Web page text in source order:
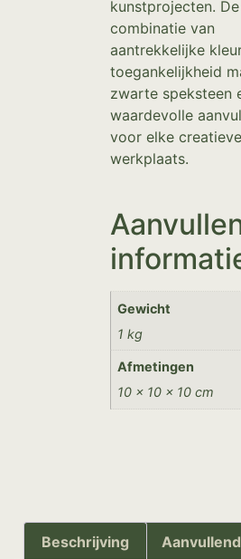
kunstprojecten. De
combinatie van
aantrekkelijke
toegankelijkheid
zwarte speksteen
waardevolle
voor elke creatieve
werkplaats.
Gewicht
1 kg
Afmetingen
10 × 10 × 10 cm
Beschrijving